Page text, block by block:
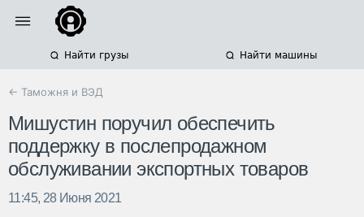
Найти грузы Найти машины
← Таможня и ВЭД
Мишустин поручил обеспечить
поддержку в послепродажном
обслуживании экспортных товаров
11:45, 28 Июня 2021